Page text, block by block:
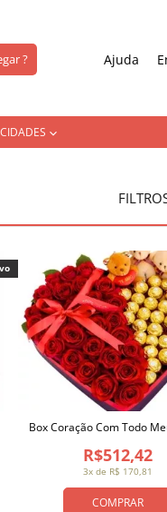
? Ajuda
CIDADES
COMPRAR
3x de R$ 170,81
R$512,42
Box Coração Com Todo